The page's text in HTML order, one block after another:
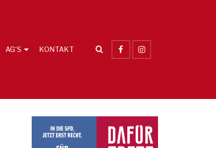
AG´S KONTAKT